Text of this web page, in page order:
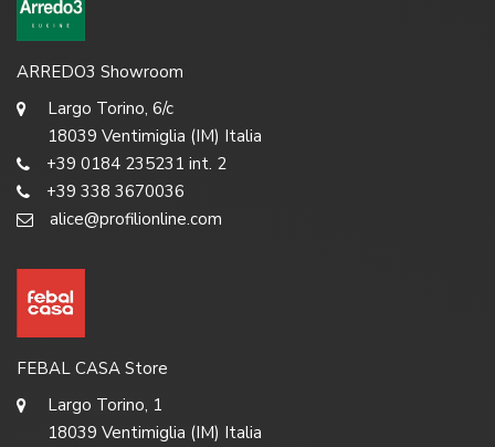
ARREDO3 Showroom
Largo Torino, 6/c
18039 Ventimiglia (IM) Italia
+39 0184 235231 int. 2
+39 338 3670036
alice@profilionline.com
FEBAL CASA Store
Largo Torino, 1
18039 Ventimiglia (IM) Italia